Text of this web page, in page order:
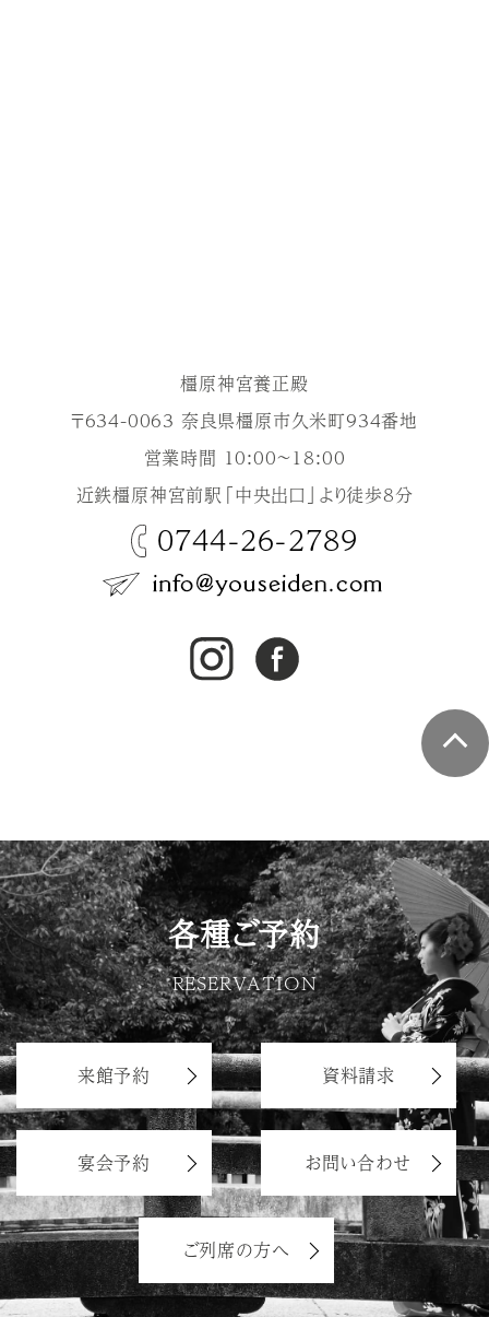
橿原神宮養正殿
〒634-0063 奈良県橿原市久米町934番地
営業時間 10:00～18:00
近鉄橿原神宮前駅「中央出口」より徒歩8分
0744-26-2789
各種ご予約
RESERVATION
来館予約 資料請求
宴会予約 お問い合わせ
ご列席の方へ